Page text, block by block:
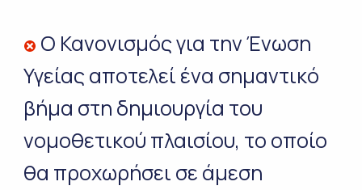
Ο Κανονισμός για την Ένωση
Υγείας αποτελεί ένα σημαντικό
βήμα στη δημιουργία του
νομοθετικού πλαισίου, το οποίο
θα προχωρήσει σε άμεση